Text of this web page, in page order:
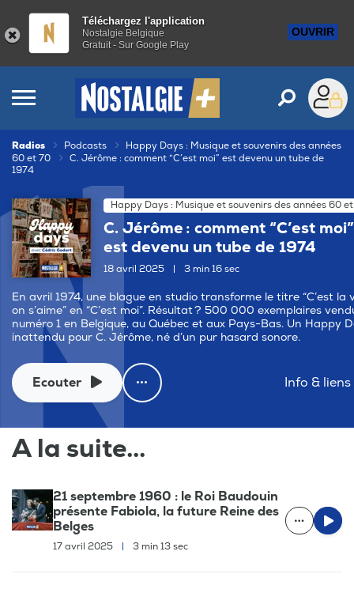
Téléchargez l'application
Nostalgie Belgique
Gratuit - Sur Google Play
OUVRIR
Radios Podcasts
Happy Days : Musique et souvenirs des années
60 et 70
C. Jérôme : comment “C’est moi” est devenu un tube de
1974
Happy Days : Musique et souvenirs des années 60
C. Jérôme : comment “C’est moi”
est devenu un tube de 1974
18 avril 2025 3 min 16 sec
En avril 1974, une blague en studio transforme le titre “C’est la
on s’aime” en “C’est moi”. Résultat ? 500 000 exemplaires
numéro 1 en Belgique, au Québec et aux Pays-Bas. Un Happy
inattendu pour C. Jérôme, né d’un pur hasard sonore.
Ecouter Info & liens
A la suite...
21 septembre 1960 : le Roi Baudouin
présente Fabiola, la future Reine des
Belges
17 avril 2025 | 3 min 13 sec